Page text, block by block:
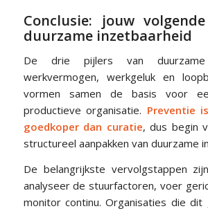
Conclusie: jouw
duurzame inzetbaarheid
De drie pijlers van duurzame
werkvermogen, werkgeluk en
vormen samen de basis voor
productieve organisatie. Preventie
goedkoper dan curatie, dus begin
structureel aanpakken van duurzame
De belangrijkste vervolgstappen
analyseer de stuurfactoren, voer
monitor continu. Organisaties die dit